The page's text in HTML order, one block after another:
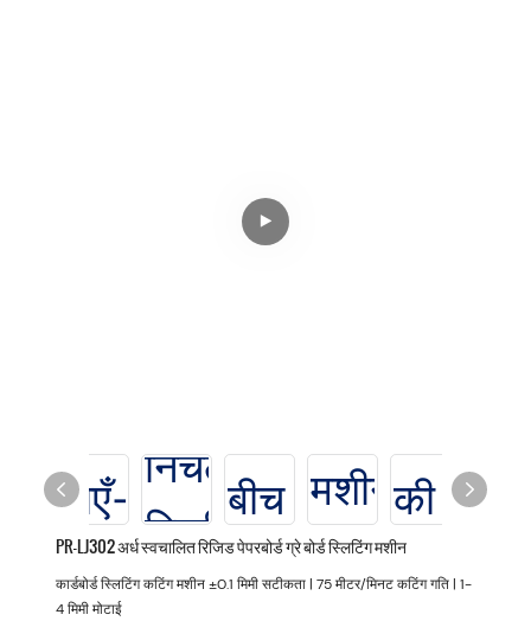
PR-LJ302 अर्ध स्वचालित रिजिड पेपरबोर्ड ग्रे बोर्ड स्लिटिंग मशीन
कार्डबोर्ड स्लिटिंग कटिंग मशीन ±0.1 मिमी सटीकता | 75 मीटर/मिनट कटिंग गति | 1-
4 मिमी मोटाई